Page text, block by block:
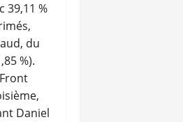
39,11 %
du
%).
Daniel